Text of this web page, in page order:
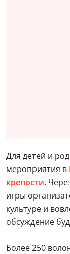
Для детей и
мероприятия в
крепости.
игры
культуре и
обсуждение
Более 250